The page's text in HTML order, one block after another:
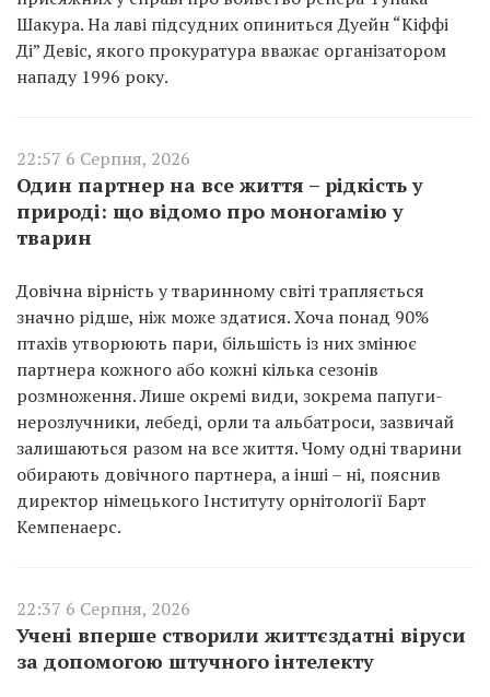
Шакура. На лаві підсудних опиниться Дуейн “Кіффі
Ді” Девіс, якого прокуратура вважає організатором
нападу 1996 року.
22:57 6 Серпня, 2026
Один партнер на все життя – рідкість у
природі: що відомо про моногамію у
тварин
Довічна вірність у тваринному світі трапляється
значно рідше, ніж може здатися. Хоча понад 90%
птахів утворюють пари, більшість із них змінює
партнера кожного або кожні кілька сезонів
розмноження. Лише окремі види, зокрема папуги-
нерозлучники, лебеді, орли та альбатроси, зазвичай
залишаються разом на все життя. Чому одні тварини
обирають довічного партнера, а інші – ні, пояснив
директор німецького Інституту орнітології Барт
Кемпенаерс.
22:37 6 Серпня, 2026
Учені вперше створили життєздатні віруси
за допомогою штучного інтелекту